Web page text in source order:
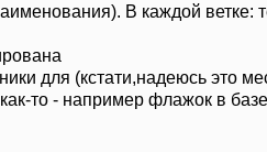
В каждой ветке:
для (кстати,надеюсь это
то - например флажок в